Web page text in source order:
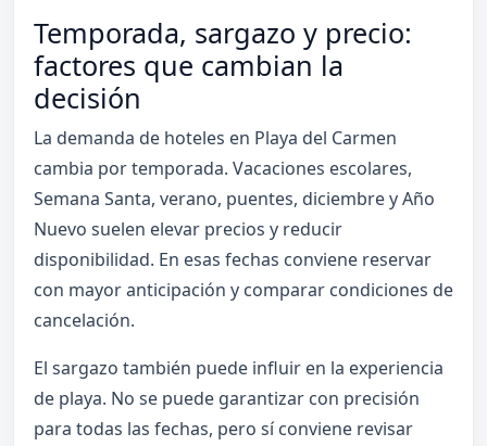
Temporada, sargazo y precio:
factores que cambian la
decisión
La demanda de hoteles en Playa del Carmen
cambia por temporada. Vacaciones escolares,
Semana Santa, verano, puentes, diciembre y Año
Nuevo suelen elevar precios y reducir
disponibilidad. En esas fechas conviene reservar
con mayor anticipación y comparar condiciones de
cancelación.
El sargazo también puede influir en la experiencia
de playa. No se puede garantizar con precisión
para todas las fechas, pero sí conviene revisar